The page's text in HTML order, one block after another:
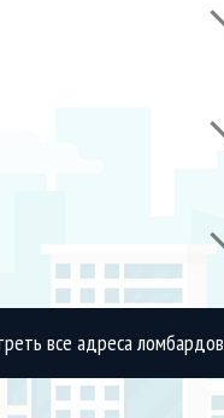
все адреса ломбардов